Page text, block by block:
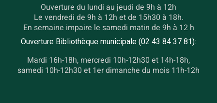
Ouverture du lundi au jeudi de 9h à 12h
Le vendredi de 9h à 12h et de 15h30 à 18h.
En semaine impaire le samedi matin de 9h à 12 h
Ouverture Bibliothèque municipale (02 43 84 37 81):
Mardi 16h-18h, mercredi 10h-12h30 et 14h-18h,
samedi 10h-12h30 et 1er dimanche du mois 11h-12h